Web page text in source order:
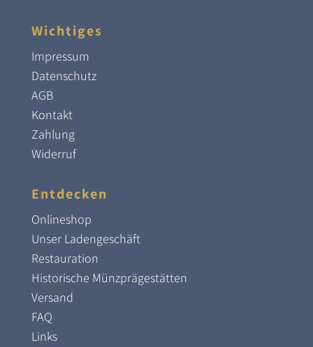
Wichtiges
Impressum
Datenschutz
AGB
Kontakt
Zahlung
Widerruf
Entdecken
Onlineshop
Unser Ladengeschäft
Restauration
Historische Münzprägestätten
Versand
FAQ
Links